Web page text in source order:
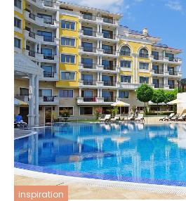
inspiration